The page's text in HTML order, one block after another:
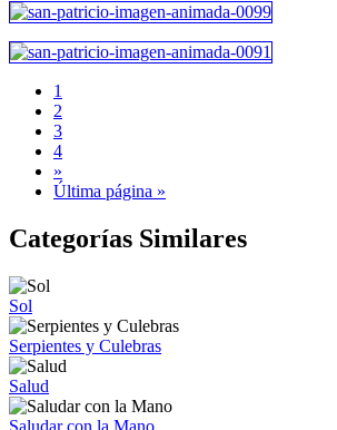
1
2
3
4
»
Última página »
Categorías Similares
Sol
Serpientes y Culebras
Salud
Saludar con la Mano